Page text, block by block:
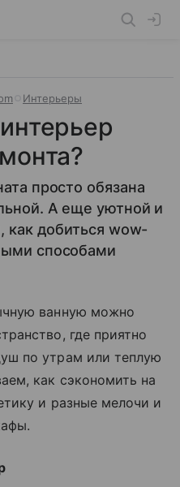
Интерьеры
просто обязана
А еще уютной и
как добиться wow-
способами
ванную можно
где приятно
по утрам или теплую
как сэкономить на
и разные мелочи и